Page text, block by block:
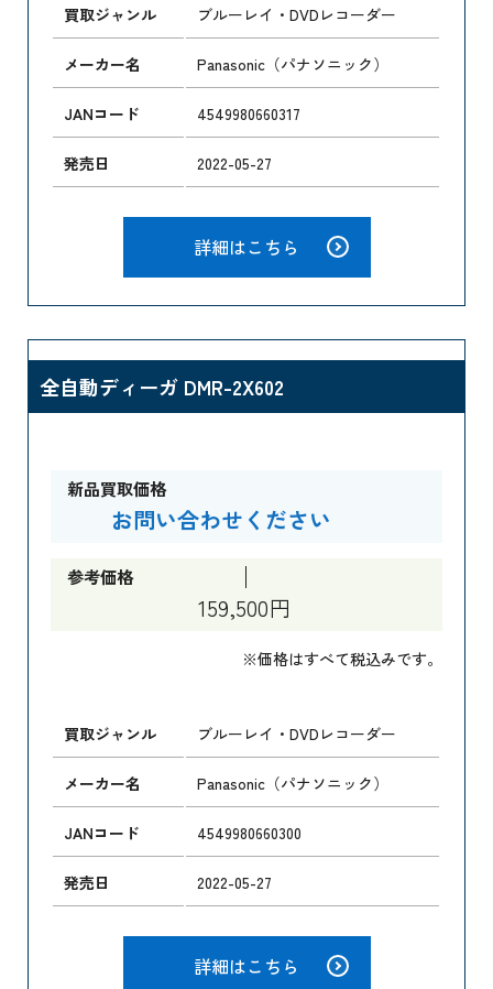
買取ジャンル ブルーレイ・DVDレコーダー
メーカー名 Panasonic（パナソニック）
JANコード 4549980660317
発売日 2022-05-27
詳細はこちら
全自動ディーガ DMR-2X602
新品買取価格
お問い合わせください
参考価格
159,500円
※価格はすべて税込みです。
買取ジャンル ブルーレイ・DVDレコーダー
メーカー名 Panasonic（パナソニック）
JANコード 4549980660300
発売日 2022-05-27
詳細はこちら